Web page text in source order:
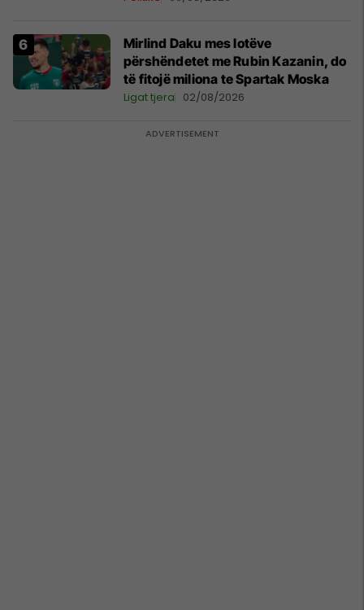
Mirlind Daku mes lotëve
përshëndetet me Rubin Kazanin, do
të fitojë miliona te Spartak Moska
Ligat tjera 02/08/2026